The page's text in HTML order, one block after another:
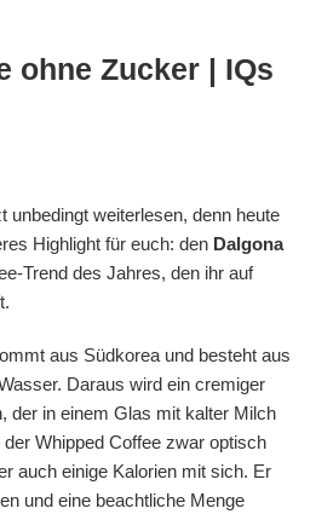
ohne Zucker | IQs
unbedingt weiterlesen, denn heute
Highlight für euch: den Dalgona
Trend des Jahres, den ihr auf
aus Südkorea und besteht aus
Daraus wird ein cremiger
der in einem Glas mit kalter Milch
Whipped Coffee zwar optisch
auch einige Kalorien mit sich. Er
und eine beachtliche Menge